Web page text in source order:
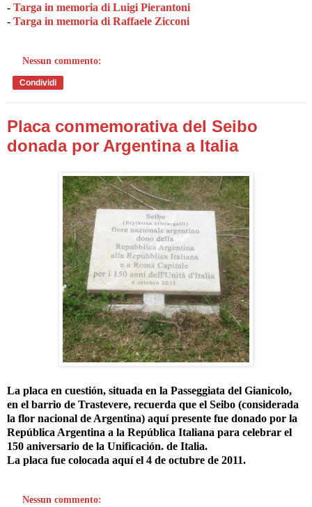
- Targa in memoria di Luigi Pierantoni
- Targa in memoria di Raffaele Zicconi
Nessun commento:
Condividi
Placa conmemorativa del Seibo
donada por Argentina a Italia
La placa en cuestión, situada en la Passeggiata del Gianicolo,
en el barrio de Trastevere, recuerda que el Seibo (considerada
la flor nacional de Argentina) aquí presente fue donado por la
República Argentina a la República Italiana para celebrar el
150 aniversario de la Unificación. de Italia.
La placa fue colocada aquí el 4 de octubre de 2011.
Nessun commento: